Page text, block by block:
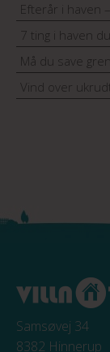
Efterår i haven
7 ting i haven
Må du save
Vind over
Samsøvej 34
8382 Hinnerup